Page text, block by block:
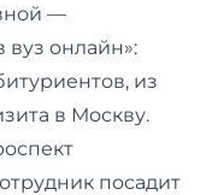
—
вуз онлайн»:
из
в Москву.
посадит